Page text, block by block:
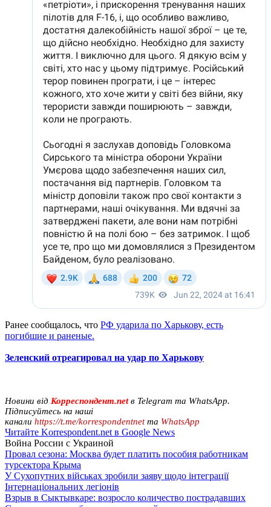
Ранее сообщалось, что РФ ударила по Харькову, есть
погибшие и раненые.
Зеленский отреагировал на удар по Харькову
Новини від Корреспондент.netв Telegram та WhatsApp.
Підписуйтесь на наші
канали https://t.me/korrespondentnetта WhatsApp
Читайте Korrespondent.net в Google News
Война России с Украиной
Провал сезона: Москва будет платить пособия работникам
турсектора Крыма
У Сухопутних військах зробили заяву щодо інтеграції
Інтернаціональних легіонів
Взрыв в Сыктывкаре: возросло количество пострадавших